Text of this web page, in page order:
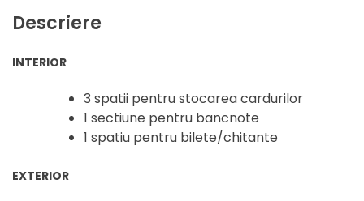
Descriere
INTERIOR
3 spatii pentru stocarea cardurilor
1 sectiune pentru bancnote
1 spatiu pentru bilete/chitante
EXTERIOR